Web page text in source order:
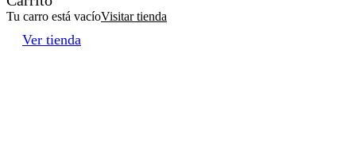
Tu carro está vacíoVisitar tienda
Ver tienda